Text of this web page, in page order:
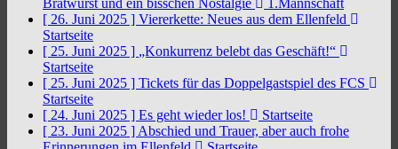
Bratwurst und ein bisschen Nostalgie
1.Mannschaft
[ 26. Juni 2025 ] Viererkette: Neues aus dem Ellenfeld
Startseite
[ 25. Juni 2025 ] „Konkurrenz belebt das Geschäft!“
Startseite
[ 25. Juni 2025 ] Tickets für das Doppelgastspiel des FCS
Startseite
[ 24. Juni 2025 ] Es geht wieder los!
Startseite
[ 23. Juni 2025 ] Abschied und Trauer, aber auch frohe